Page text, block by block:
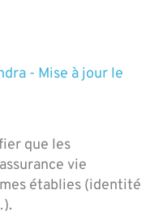
- Mise à jour le
que les
vie
établies (identité